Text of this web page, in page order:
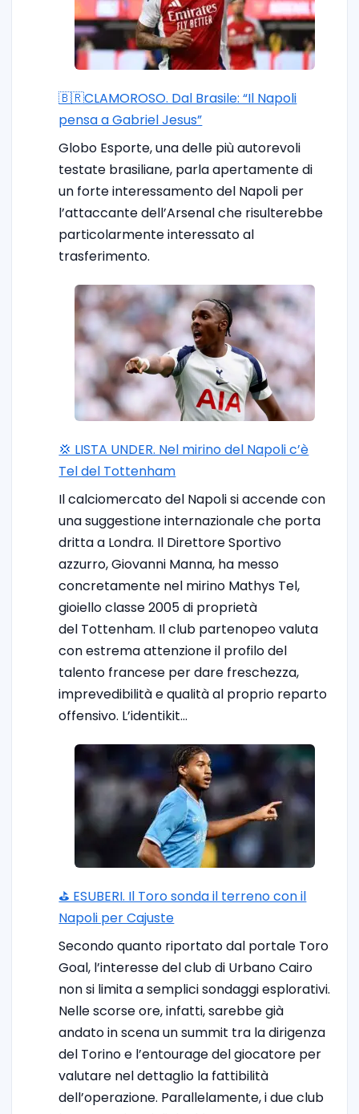
🇧🇷CLAMOROSO. Dal Brasile: “Il Napoli
pensa a Gabriel Jesus”
Globo Esporte, una delle più autorevoli
testate brasiliane, parla apertamente di
un forte interessamento del Napoli per
l’attaccante dell’Arsenal che risulterebbe
particolarmente interessato al
trasferimento.
💢 LISTA UNDER. Nel mirino del Napoli c’è
Tel del Tottenham
Il calciomercato del Napoli si accende con
una suggestione internazionale che porta
dritta a Londra. Il Direttore Sportivo
azzurro, Giovanni Manna, ha messo
concretamente nel mirino Mathys Tel,
gioiello classe 2005 di proprietà
del Tottenham. Il club partenopeo valuta
con estrema attenzione il profilo del
talento francese per dare freschezza,
imprevedibilità e qualità al proprio reparto
offensivo. L’identikit…
⛳ ESUBERI. Il Toro sonda il terreno con il
Napoli per Cajuste
Secondo quanto riportato dal portale Toro
Goal, l’interesse del club di Urbano Cairo
non si limita a semplici sondaggi esplorativi.
Nelle scorse ore, infatti, sarebbe già
andato in scena un summit tra la dirigenza
del Torino e l’entourage del giocatore per
valutare nel dettaglio la fattibilità
dell’operazione. Parallelamente, i due club